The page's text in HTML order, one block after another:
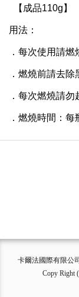
【成品110g 】
用法：
． 每次使用請燃
． 燃燒前請去除
． 每次燃燒請勿
． 燃燒時間：每
卡爾法國際有限公
Copy Right